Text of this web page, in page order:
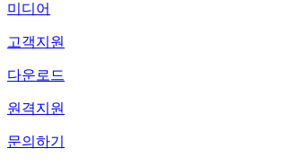
미디어
고객지원
다운로드
원격지원
문의하기